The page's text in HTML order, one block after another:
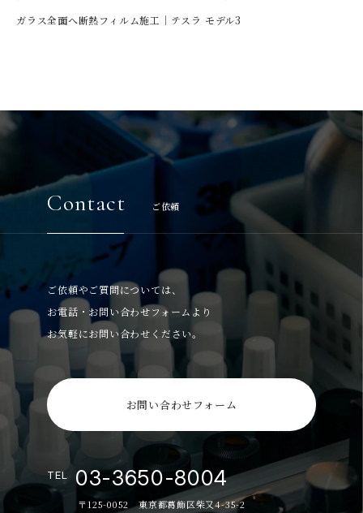
ガラス全面へ断熱フィルム施工｜テスラ モデル3
Contact ご依頼
ご依頼やご質問については、
お電話・お問い合わせフォームより
お気軽にお問い合わせください。
お問い合わせフォーム
TEL 03-3650-8004
〒125-0052 東京都葛飾区柴又4-35-2